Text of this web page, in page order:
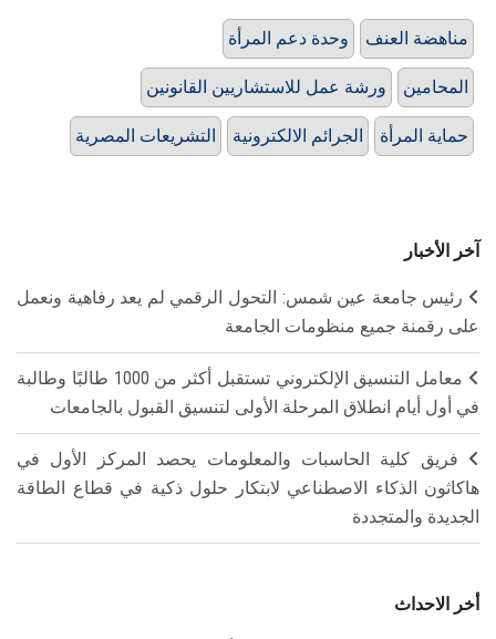
وحدة دعم المرأة مناهضة العنف
ورشة عمل للاستشاريين القانونين المحامين
التشريعات المصرية الجرائم الالكترونية حماية المرأة
آخر الأخبار
رئيس جامعة عين شمس: التحول الرقمي لم يعد رفاهية ونعمل
على رقمنة جميع منظومات الجامعة
معامل التنسيق الإلكتروني تستقبل أكثر من 1000 طالبًا وطالبة
في أول أيام انطلاق المرحلة الأولى لتنسيق القبول بالجامعات
فريق كلية الحاسبات والمعلومات يحصد المركز الأول في
هاكاثون الذكاء الاصطناعي لابتكار حلول ذكية في قطاع الطاقة
الجديدة والمتجددة
أخر الاحداث